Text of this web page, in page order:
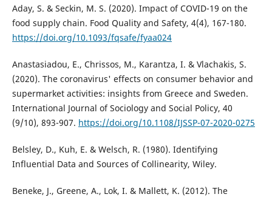
Aday, S. & Seckin, M. S. (2020). Impact of COVID-19 on the
food supply chain. Food Quality and Safety, 4(4), 167-180.
https://doi.org/10.1093/fqsafe/fyaa024
Anastasiadou, E., Chrissos, M., Karantza, I. & Vlachakis, S.
(2020). The coronavirus' effects on consumer behavior and
supermarket activities: insights from Greece and Sweden.
International Journal of Sociology and Social Policy, 40
(9/10), 893-907. https://doi.org/10.1108/IJSSP-07-2020-0275
Belsley, D., Kuh, E. & Welsch, R. (1980). Identifying
Influential Data and Sources of Collinearity, Wiley.
Beneke, J., Greene, A., Lok, I. & Mallett, K. (2012). The